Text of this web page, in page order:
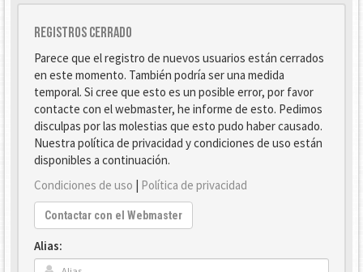
Registros cerrado
Parece que el registro de nuevos usuarios están cerrados
en este momento. También podría ser una medida
temporal. Si cree que esto es un posible error, por favor
contacte con el webmaster, he informe de esto. Pedimos
disculpas por las molestias que esto pudo haber causado.
Nuestra política de privacidad y condiciones de uso están
disponibles a continuación.
Condiciones de uso | Política de privacidad
Contactar con el Webmaster
Alias: